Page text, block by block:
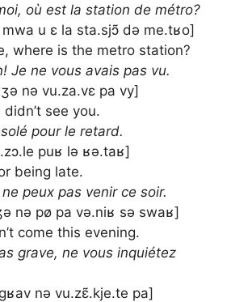
où est la station de métro?
mwa u ɛ la sta.sjɔ̃ də me.tʁo]
where is the metro station?
Je ne vous avais pas vu.
nə vu.za.vɛ pa vy]
didn’t see you.
pour le retard.
puʁ lə ʁə.taʁ]
being late.
peux pas venir ce soir.
nə pø pa və.niʁ sə swaʁ]
come this evening.
grave, ne vous inquiétez
nə vu.zɛ̃.kje.te pa]